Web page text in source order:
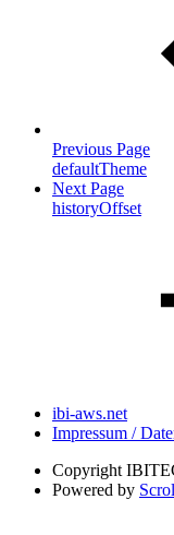
Previous Page
defaultTheme
Next Page
historyOffset
ibi-aws.net
Impressum /
Copyright
Powered by